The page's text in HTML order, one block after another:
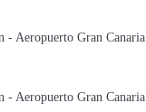
- Aeropuerto Gran Canaria
- Aeropuerto Gran Canaria